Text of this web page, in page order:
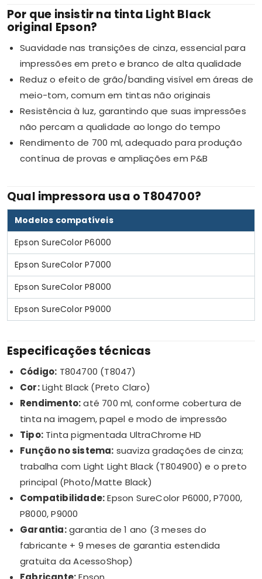
Por que insistir na tinta Light Black
original Epson?
Suavidade nas transições de cinza, essencial para
impressões em preto e branco de alta qualidade
Reduz o efeito de grão/banding visível em áreas de
meio-tom, comum em tintas não originais
Resistência à luz, garantindo que suas impressões
não percam a qualidade ao longo do tempo
Rendimento de 700 ml, adequado para produção
contínua de provas e ampliações em P&B
Qual impressora usa o T804700?
Modelos compatíveis
Epson SureColor P6000
Epson SureColor P7000
Epson SureColor P8000
Epson SureColor P9000
Especificações técnicas
Código: T804700 (T8047)
Cor:Light Black (Preto Claro)
Rendimento:até 700 ml, conforme cobertura de
tinta na imagem, papel e modo de impressão
Tipo: Tinta pigmentada UltraChrome HD
Função no sistema: suaviza gradações de cinza;
trabalha com Light Light Black (T804900) e o preto
principal (Photo/Matte Black)
Compatibilidade:Epson SureColor P6000, P7000,
P8000, P9000
Garantia:garantia de 1 ano (3 meses do
fabricante + 9 meses de garantia estendida
gratuita da AcessoShop)